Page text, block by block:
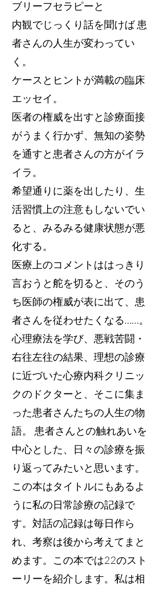
ブリーフセラピーと
内観でじっくり話を聞けば 患
者さんの人生が変わってい
く。
ケースとヒントが満載の臨床
エッセイ。
医者の権威を出すと診療面接
がうまく行かず、無知の姿勢
を通すと患者さんの方がイラ
イラ。
希望通りに薬を出したり、生
活習慣上の注意もしないでい
ると、みるみる健康状態が悪
化する。
医療上のコメントははっきり
言おうと舵を切ると、そのう
ち医師の権威が表に出て、患
者さんを従わせたくなる……。
心理療法を学び、悪戦苦闘・
右往左往の結果、理想の診療
に近づいた心療内科クリニッ
クのドクターと、そこに集ま
った患者さんたちの人生の物
語。 患者さんとの触れあいを
中心とした、日々の診療を振
り返ってみたいと思います。
この本はタイトルにもあるよ
うに私の日常診療の記録で
す。対話の記録は毎日作ら
れ、考察は後から考えてまと
めます。この本では22のスト
ーリーを紹介します。私は相